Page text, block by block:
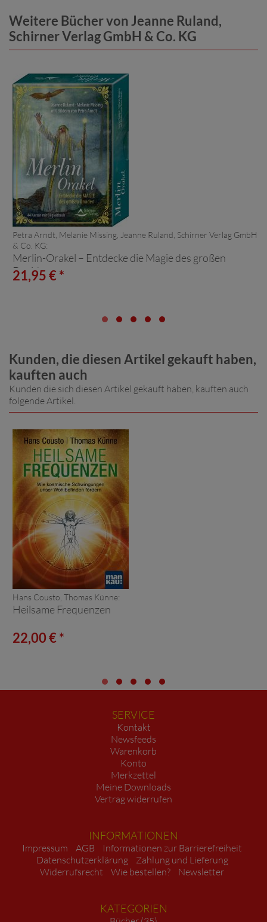
Weitere Bücher von Jeanne Ruland,
Schirner Verlag GmbH & Co. KG
Petra Arndt, Melanie Missing, Jeanne Ruland, Schirner Verlag GmbH
& Co. KG:
Merlin-Orakel – Entdecke die Magie des großen
Druiden
21,95 € *
Kunden, die diesen Artikel gekauft haben,
kauften auch
Kunden die sich diesen Artikel gekauft haben, kauften auch
folgende Artikel.
Hans Cousto, Thomas Künne:
Heilsame Frequenzen
22,00 € *
SERVICE
Kontakt
Newsfeeds
Warenkorb
Konto
Merkzettel
Meine Downloads
Vertrag widerrufen
INFORMATIONEN
Impressum AGB
Informationen zur Barrierefreiheit
Datenschutzerklärung
Zahlung und Lieferung
Widerrufsrecht
Wie bestellen? Newsletter
KATEGORIEN